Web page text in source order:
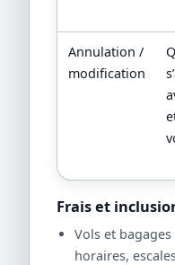
Annulation /
modification
Frais et
Vols et
horaires,